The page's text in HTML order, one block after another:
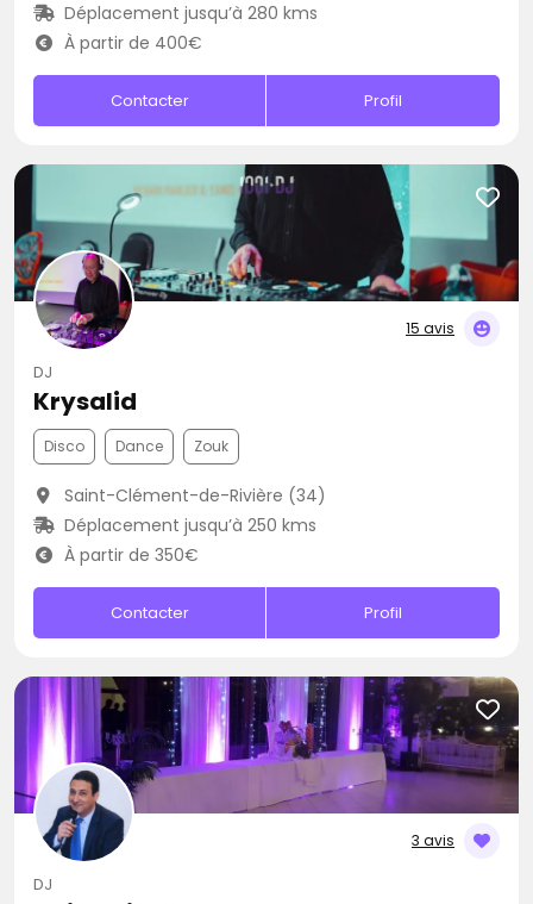
Déplacement jusqu’à 280 kms
À partir de 400€
Contacter Profil
15 avis
DJ
Krysalid
Disco Dance Zouk
Saint-Clément-de-Rivière (34)
Déplacement jusqu’à 250 kms
À partir de 350€
Contacter Profil
3 avis
DJ